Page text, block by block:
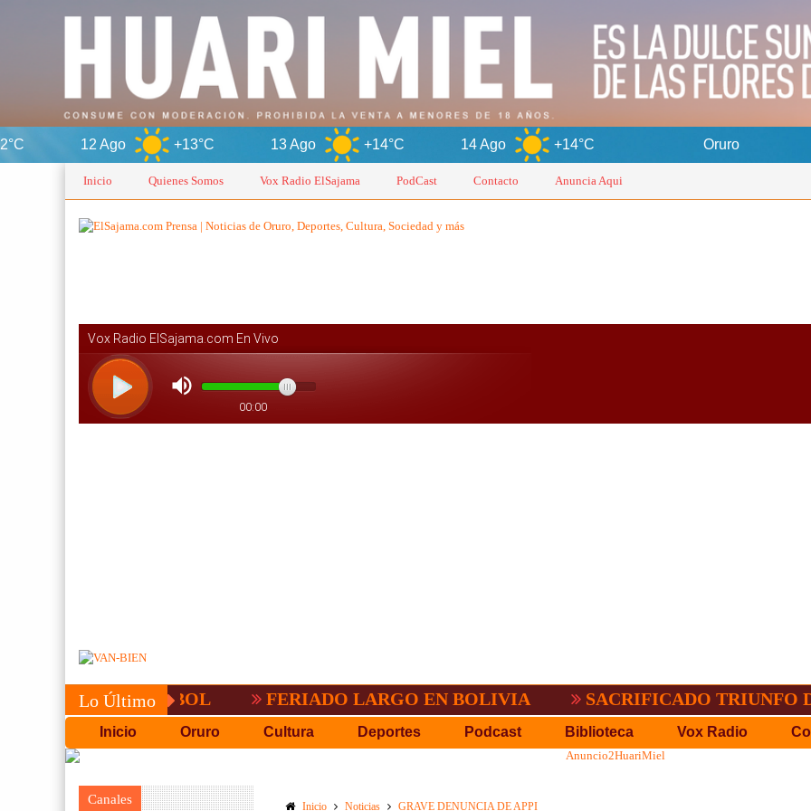
+13°C +14°C +14°C
Inicio Quienes Somos Vox Radio ElSajama PodCast Contacto Anuncia Aqui
Lo Último
DE FUTBOL FERIADO LARGO EN BOLIVIA SACRIFICADO TRIUNFO DE
Inicio Oruro Cultura Deportes Podcast Biblioteca Vox Radio
Canales Inicio Noticias GRAVE DENUNCIA DE APPI